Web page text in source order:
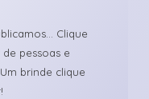
Clique
pessoas e
brinde clique